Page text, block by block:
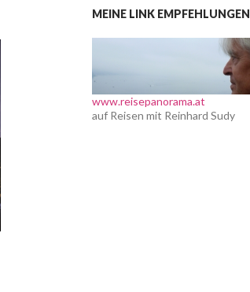
MEINE LINK EMPFEHLUNGEN
www.reisepanorama.at
auf Reisen mit Reinhard Sudy